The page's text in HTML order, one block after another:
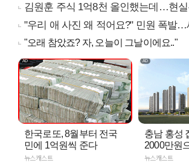
김원훈 주식 1억8천 올인했는데…현실
"우리 애 사진 왜 적어요?" 민원 폭발
"오래 참았죠? 자, 오늘이 그날이에요.."
한국로또, 8월부터 전국
민에 1억원씩 준다
뉴스캐스트
충남 홍성
2000만원
뉴스캐스트